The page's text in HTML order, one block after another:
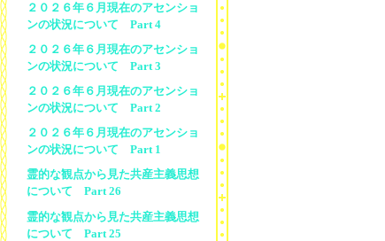
２０２６年６月現在のアセンショ
ンの状況について Part 4
２０２６年６月現在のアセンショ
ンの状況について Part 3
２０２６年６月現在のアセンショ
ンの状況について Part 2
２０２６年６月現在のアセンショ
ンの状況について Part 1
霊的な観点から見た共産主義思想
について Part 26
霊的な観点から見た共産主義思想
について Part 25